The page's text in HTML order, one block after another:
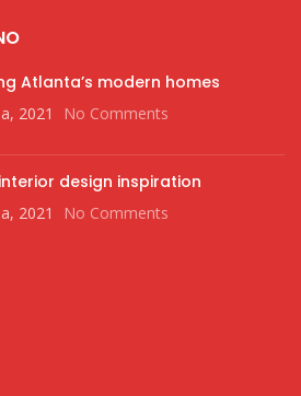
Atlanta’s modern homes
2021 No Comments
design inspiration
2021 No Comments